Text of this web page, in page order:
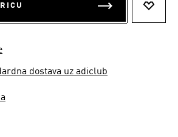
dostava uz adiclub